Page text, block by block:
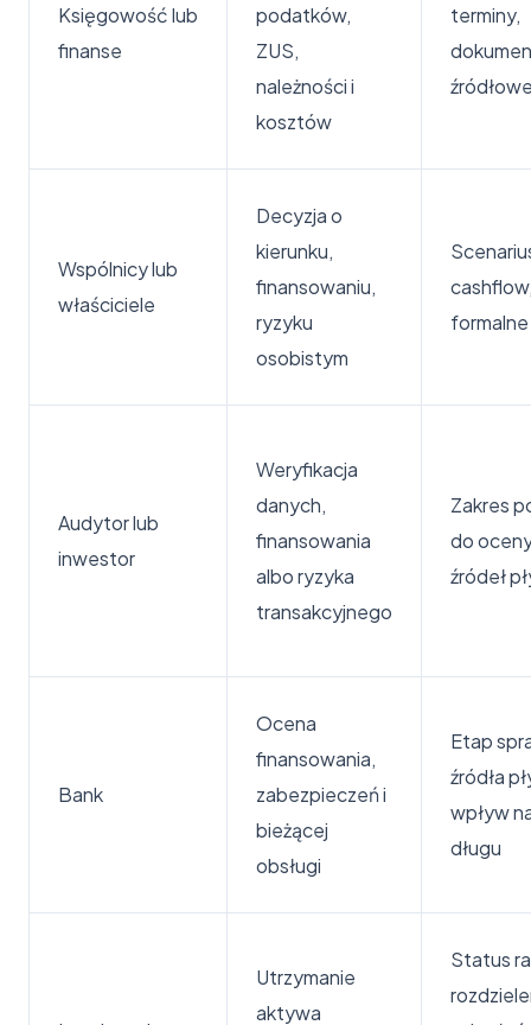
Księgowość lub
finanse
podatków,
ZUS,
należności i
kosztów
terminy,
Wspólnicy lub
właściciele
Decyzja o
kierunku,
finansowaniu,
ryzyku
osobistym
formalne
Audytor lub
inwestor
Weryfikacja
danych,
finansowania
albo ryzyka
transakcyjnego
Zakres
do
źródeł
Bank
Ocena
finansowania,
zabezpieczeń i
bieżącej
obsługi
Etap
źródła
wpływ
długu
Utrzymanie
aktywa
Status